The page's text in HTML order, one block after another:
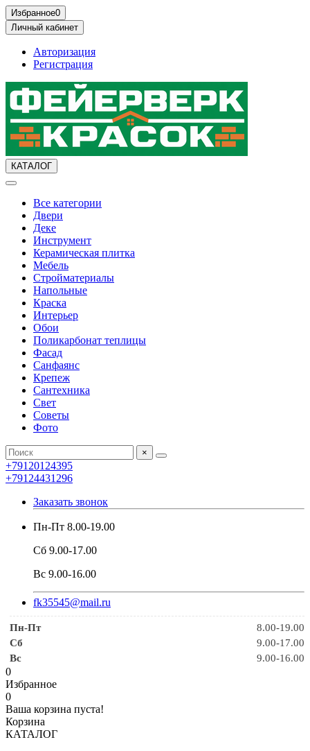
Избранное0
Личный кабинет
Авторизация
Регистрация
КАТАЛОГ
Все категории
Двери
Деке
Инструмент
Керамическая плитка
Мебель
Стройматериалы
Напольные
Краска
Интерьер
Обои
Поликарбонат теплицы
Фасад
Санфаянс
Крепеж
Сантехника
Свет
Советы
Фото
×
+79120124395
+79124431296
Заказать звонок
Пн-Пт 8.00-19.00
Сб 9.00-17.00
Вс 9.00-16.00
fk35545@mail.ru
Пн-Пт
8.00-19.00
Сб
9.00-17.00
Вс
9.00-16.00
0
Избранное
0
Ваша корзина пуста!
Корзина
КАТАЛОГ